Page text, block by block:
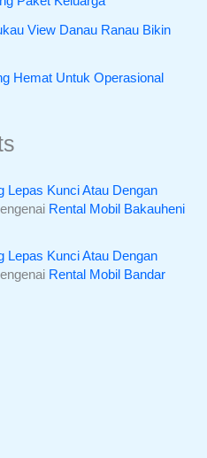
View Danau Ranau Bikin
Hemat Untuk Operasional
Lepas Kunci Atau Dengan
Rental Mobil Bakauheni
Lepas Kunci Atau Dengan
Rental Mobil Bandar